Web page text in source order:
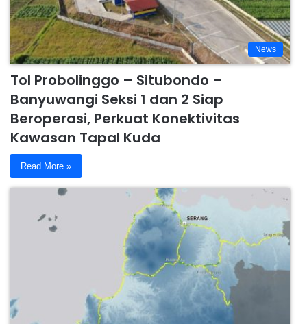
News
Tol Probolinggo – Situbondo –
Banyuwangi Seksi 1 dan 2 Siap
Beroperasi, Perkuat Konektivitas
Kawasan Tapal Kuda
Read More »